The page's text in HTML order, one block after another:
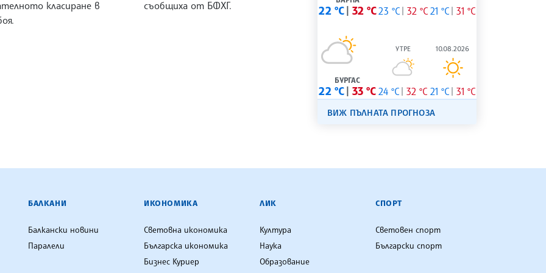
класиране в
съобщиха от БФХГ. 22 °C 32 °C23 °C 32 °C 21 °C 31 °C
БУРГАС
22 °C 33 °C
УТРЕ
24 °C 32 °C
10.08.2026
21 °C 31 °C
ВИЖ ПЪЛНАТА ПРОГНОЗА
БАЛКАНИ
Балкански новини
Паралели
ИКОНОМИКА
Световна икономика
Българска икономика
Бизнес Куриер
ЛИК
Култура
Наука
Образование
СПОРТ
Световен спорт
Български спорт